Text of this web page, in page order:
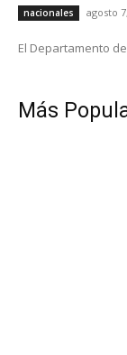
nacionales agosto
El Departamento
Más